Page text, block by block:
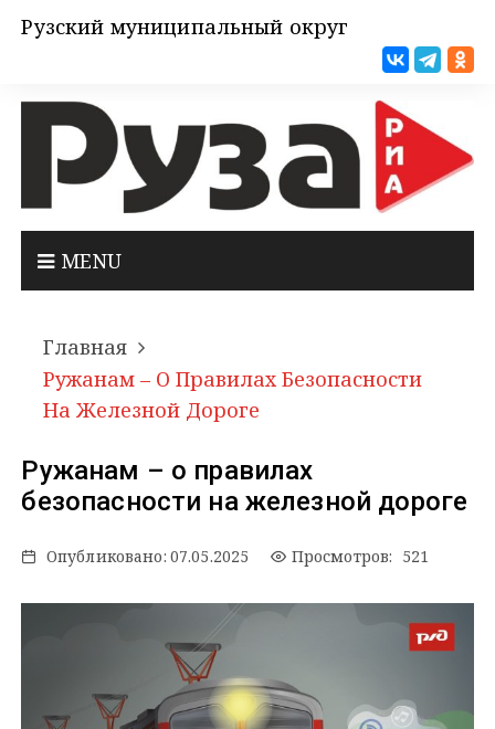
Рузский муниципальный округ
MENU
Главная
Ружанам – О Правилах Безопасности
На Железной Дороге
Ружанам – о правилах
безопасности на железной дороге
Опубликовано: 07.05.2025 Просмотров: 521